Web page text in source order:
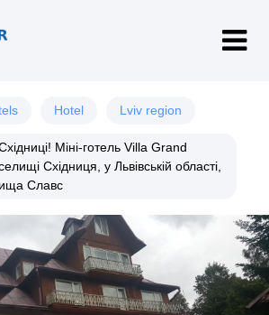
Hotel Lviv region
Міні-готель Villa Grand
Східниця, у Львівській області,
Славс